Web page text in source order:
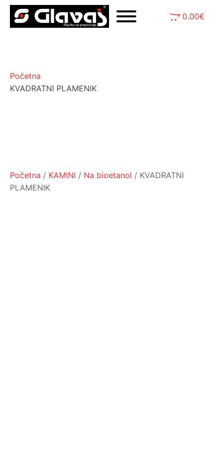
0.00€
Početna
KVADRATNI PLAMENIK
Početna / KAMINI / Na bioetanol / KVADRATNI
PLAMENIK